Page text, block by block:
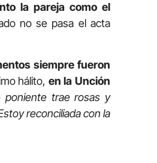
la pareja como el
no se pasa el acta
siempre fueron
hálito, en la Unción
poniente trae rosas y
reconciliada con la